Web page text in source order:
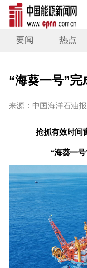
要闻 热点
“海葵一号”
来源：中国海洋石油报
抢抓有效时间
“海葵一